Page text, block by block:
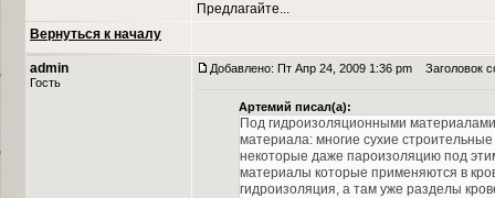
Предлагайте...
Вернуться к началу
admin
Гость
Добавлено: Пт Апр 24, 2009 1:36 pm Заголовок
Артемий писал(а):
Под гидроизоляционными
материала: многие сухие
некоторые даже пароизоляцию под
материалы которые применяются в
гидроизоляция, а там уже разделы